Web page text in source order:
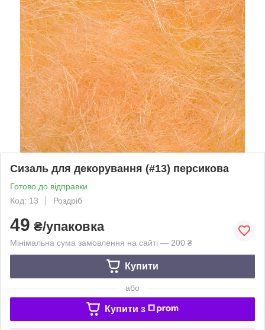
Сизаль для декорування (#13) персикова
Готово до відправки
Код: 13
Роздріб
49 ₴/упаковка
Мінімальна сума замовлення на сайті — 200 ₴
Купити
або
Купити з